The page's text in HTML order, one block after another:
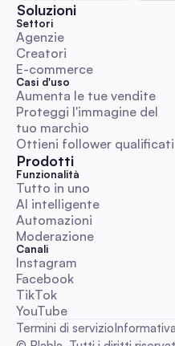
Moderazione su
tecnologie
Moderazione e
Moderazione di
migliori pratiche
Moderazione e
Soluzioni
Settori
Agenzie
Creatori
E-commerce
Casi d'uso
Aumenta le tue vendite
Proteggi l'immagine del
tuo marchio
Ottieni follower qualificati
Prodotti
Funzionalità
Tutto in uno
AI intelligente
Automazioni
Moderazione
Canali
Instagram
Facebook
TikTok
YouTube
Termini di servizio